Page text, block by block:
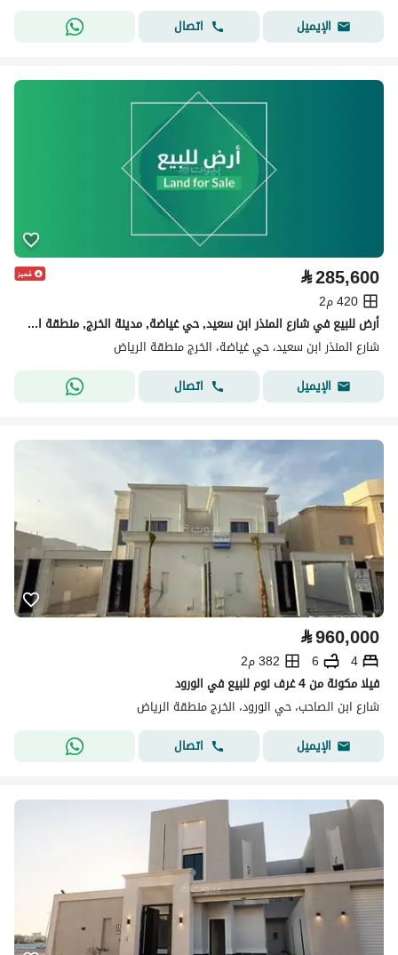
الإيميل
اتصال
⃁285,600
420 م2
أرض للبيع في شارع المنذر ابن سعيد, حي غياضة, مدينة الخرج, منطقة الرياض
شارع المنذر ابن سعيد، حي غياضة، الخرج منطقة الرياض
الإيميل
اتصال
⃁960,000
4
6
382 م2
فيلا مكونة من 4 غرف نوم للبيع في الورود
شارع ابن الصاحب، حي الورود، الخرج منطقة الرياض
الإيميل
اتصال